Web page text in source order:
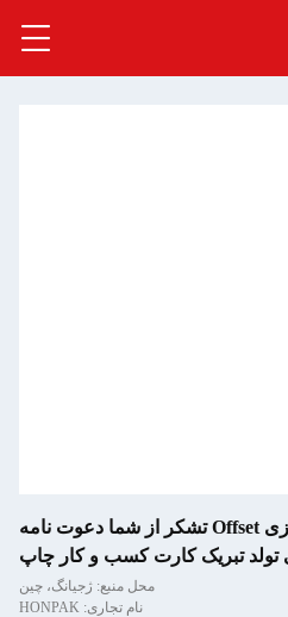
طراحی سفارشی فانتزی Offset تشکر از شما دعوت نامه
تبریک کارت کسب و کار چاپ
محل منبع: ژجیانگ، چین
نام تجاری: HONPAK